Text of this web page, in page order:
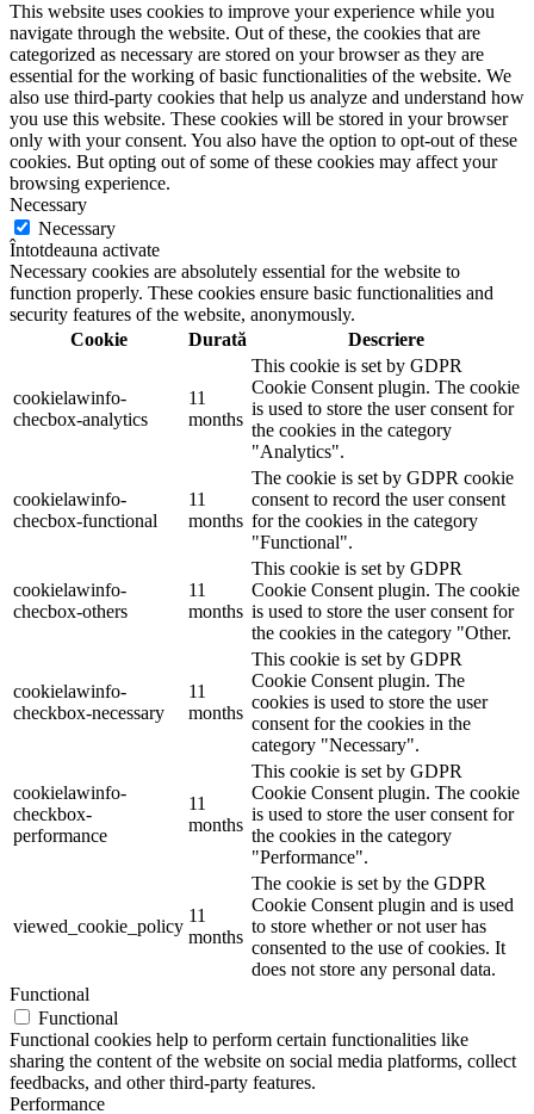
This website uses cookies to improve your experience while you
navigate through the website. Out of these, the cookies that are
categorized as necessary are stored on your browser as they are
essential for the working of basic functionalities of the website. We
also use third-party cookies that help us analyze and understand how
you use this website. These cookies will be stored in your browser
only with your consent. You also have the option to opt-out of these
cookies. But opting out of some of these cookies may affect your
browsing experience.
Necessary
Necessary
Întotdeauna activate
Necessary cookies are absolutely essential for the website to
function properly. These cookies ensure basic functionalities and
security features of the website, anonymously.
Cookie
Durată Descriere
cookielawinfo-
checbox-analytics
11
months
This cookie is set by GDPR
Cookie Consent plugin. The cookie
is used to store the user consent for
the cookies in the category
"Analytics".
cookielawinfo-
checbox-functional
11
months
The cookie is set by GDPR cookie
consent to record the user consent
for the cookies in the category
"Functional".
cookielawinfo-
checbox-others
11
months
This cookie is set by GDPR
Cookie Consent plugin. The cookie
is used to store the user consent for
the cookies in the category "Other.
cookielawinfo-
checkbox-necessary
11
months
This cookie is set by GDPR
Cookie Consent plugin. The
cookies is used to store the user
consent for the cookies in the
category "Necessary".
cookielawinfo-
checkbox-
performance
11
months
This cookie is set by GDPR
Cookie Consent plugin. The cookie
is used to store the user consent for
the cookies in the category
"Performance".
viewed_cookie_policy
11
months
The cookie is set by the GDPR
Cookie Consent plugin and is used
to store whether or not user has
consented to the use of cookies. It
does not store any personal data.
Functional
Functional
Functional cookies help to perform certain functionalities like
sharing the content of the website on social media platforms, collect
feedbacks, and other third-party features.
Performance